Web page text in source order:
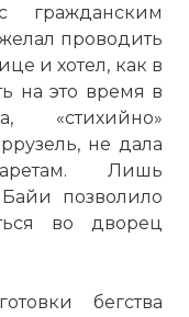
гражданским
проводить
и хотел, как в
на это время в
«стихийно»
не дала
Лишь
позволило
во дворец
бегства